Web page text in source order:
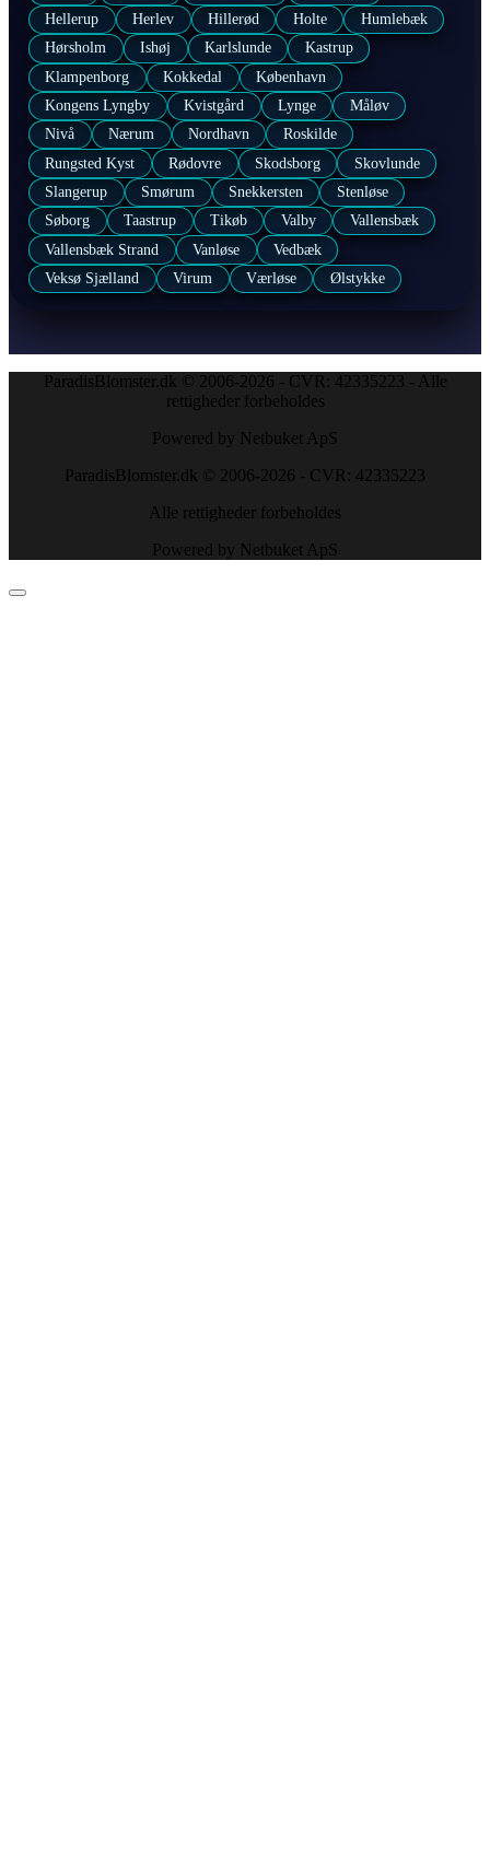
Hellerup
Herlev Hillerød Holte
Humlebæk
Hørsholm
Ishøj Karlslunde
Kastrup
Klampenborg
Kokkedal
København
Kongens Lyngby
Kvistgård Lynge
Måløv
Nivå
Nærum Nordhavn
Roskilde
Rungsted Kyst
Rødovre Skodsborg
Skovlunde
Slangerup
Smørum Snekkersten
Stenløse
Søborg
Taastrup Tikøb Valby
Vallensbæk
Vallensbæk Strand
Vanløse
Vedbæk
Veksø Sjælland
Virum Værløse Ølstykke
ParadisBlomster.dk © 2006-2026 - CVR: 42335223 - Alle
rettigheder forbeholdes
Powered by Netbuket ApS
ParadisBlomster.dk © 2006-2026 - CVR: 42335223
Alle rettigheder forbeholdes
Powered by Netbuket ApS